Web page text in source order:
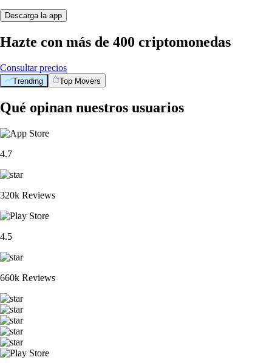
Descarga la app
Hazte con más de 400 criptomonedas
Consultar precios
Trending Top Movers
Qué opinan nuestros usuarios
4.7
320k Reviews
4.5
660k Reviews